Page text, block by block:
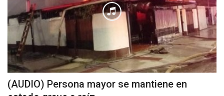
(AUDIO) Persona mayor se mantiene en